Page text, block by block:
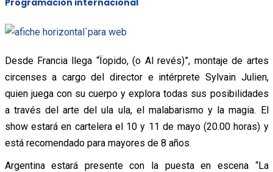
Desde Francia llega “Ïopido, (o Al revés)”, montaje de artes
circenses a cargo del director e intérprete Sylvain Julien,
quien juega con su cuerpo y explora todas sus posibilidades
a través del arte del ula ula, el malabarismo y la magia. El
show estará en cartelera el 10 y 11 de mayo (20.00 horas) y
está recomendado para mayores de 8 años.
Argentina estará presente con la puesta en escena “La